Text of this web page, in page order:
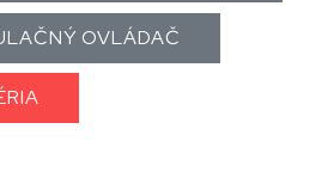
OVLÁDAČ